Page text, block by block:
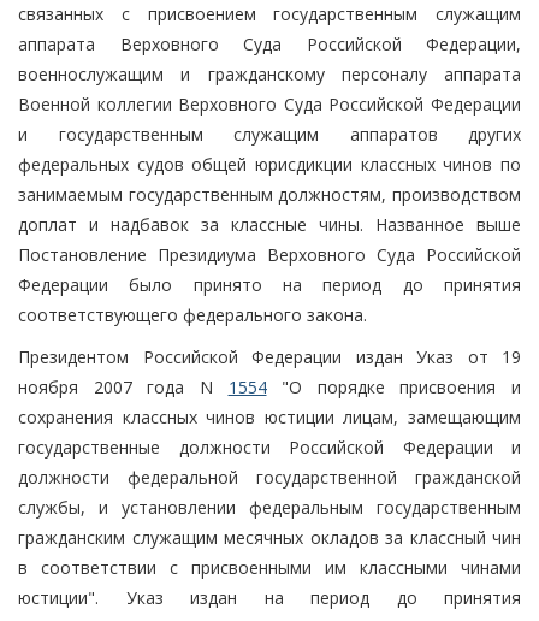
связанных с присвоением государственным служащим
аппарата Верховного Суда Российской Федерации,
военнослужащим и гражданскому персоналу аппарата
Военной коллегии Верховного Суда Российской Федерации
и государственным служащим аппаратов других
федеральных судов общей юрисдикции классных чинов по
занимаемым государственным должностям, производством
доплат и надбавок за классные чины. Названное выше
Постановление Президиума Верховного Суда Российской
Федерации было принято на период до принятия
соответствующего федерального закона.
Президентом Российской Федерации издан Указ от 19
ноября 2007 года N 1554"О порядке присвоения и
сохранения классных чинов юстиции лицам, замещающим
государственные должности Российской Федерации и
должности федеральной государственной гражданской
службы, и установлении федеральным государственным
гражданским служащим месячных окладов за классный чин
в соответствии с присвоенными им классными чинами
юстиции". Указ издан на период до принятия